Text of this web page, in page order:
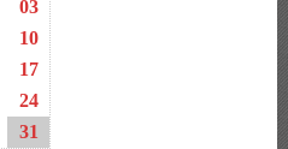
03
10
17
24
31